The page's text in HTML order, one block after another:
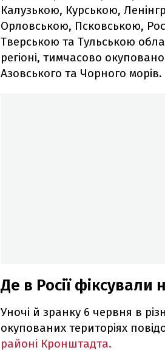
Калузькою, Курською,
Орловською, Псковською,
Тверською та Тульською
регіоні, тимчасово
Азовського та Чорного морів.
Де в Росії фіксували
Уночі й зранку 6 червня в
окупованих територіях
районі Кронштадта.